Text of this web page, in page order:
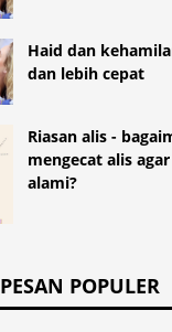
Haid dan
dan lebih cepat
Riasan alis -
mengecat alis
alami?
PESAN POPULER